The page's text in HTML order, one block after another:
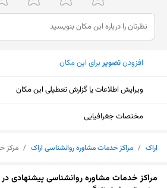
افزودنتصویربرای این مکان
ویرایش اطلاعات یا گزارش تعطیلی این مکان
مختصات جغرافیایی
اراک / مراکز خدمات مشاوره روانشناسی اراک / مرکز
مراکز خدمات مشاوره روانشناسی پیشنهادی